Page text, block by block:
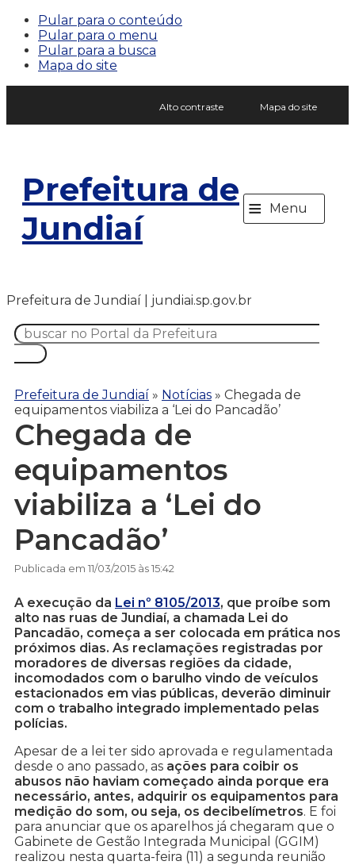
Pular para o conteúdo
Pular para o menu
Pular para a busca
Mapa do site
Alto contraste Mapa do site
Prefeitura de
Jundiaí
≡ Menu
Prefeitura de Jundiaí | jundiai.sp.gov.br
Prefeitura de Jundiaí » Notícias » Chegada de
equipamentos viabiliza a ‘Lei do Pancadão’
Chegada de
equipamentos
viabiliza a ‘Lei do
Pancadão’
Publicada em 11/03/2015 às 15:42
A execução da Lei nº 8105/2013, que proíbe som
alto nas ruas de Jundiaí, a chamada Lei do
Pancadão, começa a ser colocada em prática nos
próximos dias. As reclamações registradas por
moradores de diversas regiões da cidade,
incomodados com o barulho vindo de veículos
estacionados em vias públicas, deverão diminuir
com o trabalho integrado implementado pelas
polícias.
Apesar de a lei ter sido aprovada e regulamentada
desde o ano passado, as ações para coibir os
abusos não haviam começado ainda porque era
necessário, antes, adquirir os equipamentos para
medição do som, ou seja, os decibelímetros. E foi
para anunciar que os aparelhos já chegaram que o
Gabinete de Gestão Integrada Municipal (GGIM)
realizou nesta quarta-feira (11) a segunda reunião